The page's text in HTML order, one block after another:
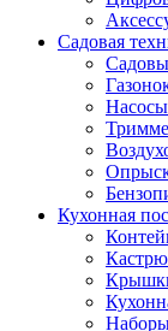
Садовая
Кухонная